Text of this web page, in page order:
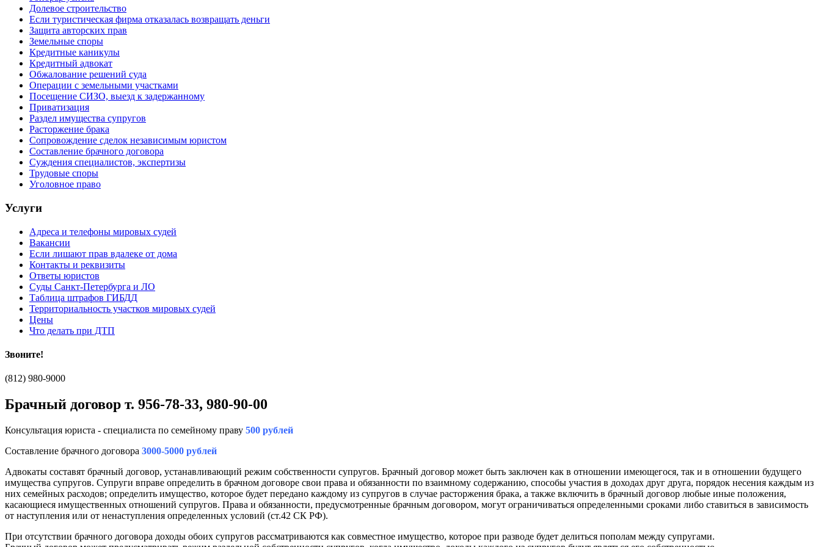
Долевое строительство
Если туристическая фирма отказалась возвращать деньги
Защита авторских прав
Земельные споры
Кредитные каникулы
Кредитный адвокат
Обжалование решений суда
Операции с земельными участками
Посещение СИЗО, выезд к задержанному
Приватизация
Раздел имущества супругов
Расторжение брака
Сопровождение сделок независимым юристом
Составление брачного договора
Суждения специалистов, экспертизы
Трудовые споры
Уголовное право
Услуги
Адреса и телефоны мировых судей
Вакансии
Если лишают прав вдалеке от дома
Контакты и реквизиты
Ответы юристов
Суды Санкт-Петербурга и ЛО
Таблица штрафов ГИБДД
Территориальность участков мировых судей
Цены
Что делать при ДТП
Звоните!
(812) 980-9000
Брачный договор т. 956-78-33, 980-90-00
Консультация юриста - специалиста по семейному праву 500 рублей
Составление брачного договора 3000-5000 рублей
Адвокаты составят брачный договор, устанавливающий режим собственности супругов. Брачный договор может быть заключен как в отношении имеющегося, так и в отношении будущего
имущества супругов. Супруги вправе определить в брачном договоре свои права и обязанности по взаимному содержанию, способы участия в доходах друг друга, порядок несения каждым из
них семейных расходов; определить имущество, которое будет передано каждому из супругов в случае расторжения брака, а также включить в брачный договор любые иные положения,
касающиеся имущественных отношений супругов. Права и обязанности, предусмотренные брачным договором, могут ограничиваться определенными сроками либо ставиться в зависимость
от наступления или от ненаступления определенных условий (ст.42 СК РФ).
При отсутствии брачного договора доходы обоих супругов рассматриваются как совместное имущество, которое при разводе будет делиться пополам между супругами.